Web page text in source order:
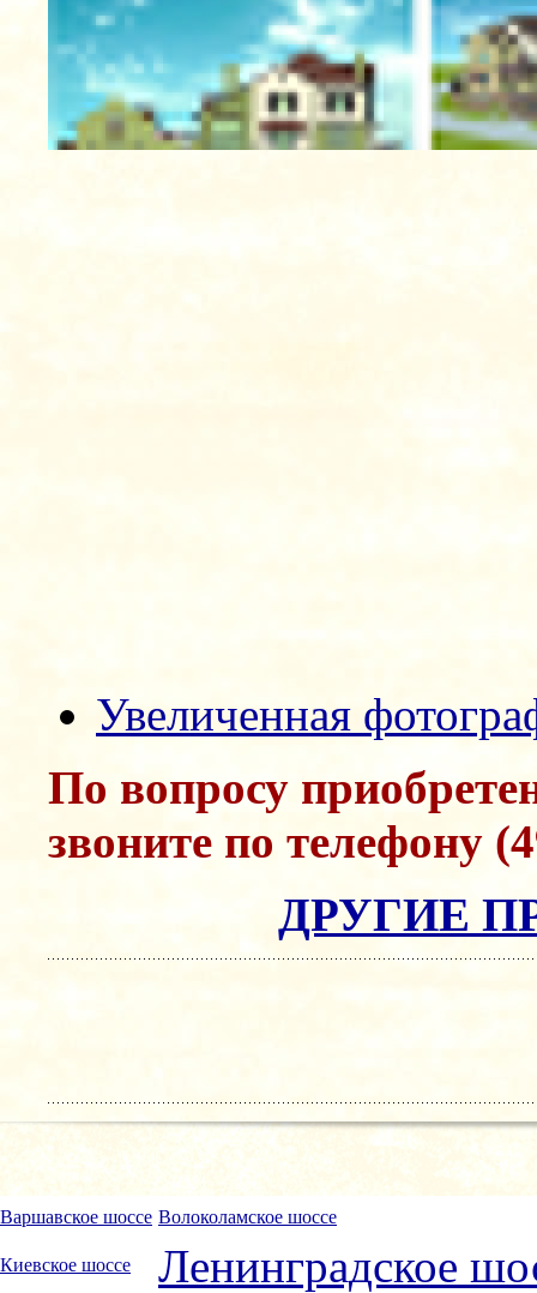
Увеличенная
По вопросу
звоните по телефону
ДРУГИЕ
Варшавское шоссе Волоколамское шоссе
Киевское шоссе Ленинградское